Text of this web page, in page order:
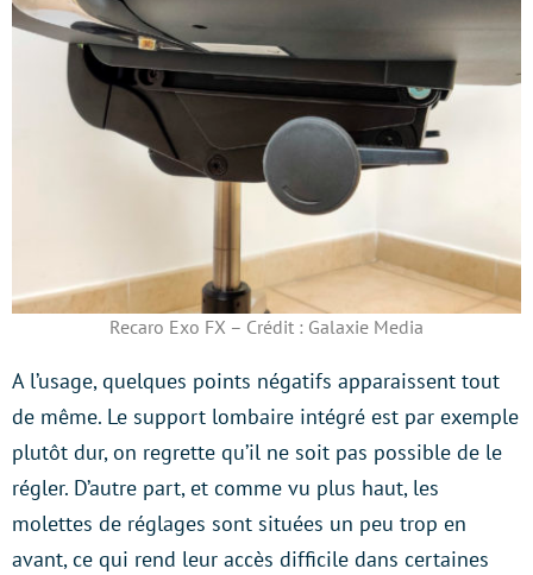
Recaro Exo FX – Crédit : Galaxie Media
A l’usage, quelques points négatifs apparaissent tout
de même. Le support lombaire intégré est par exemple
plutôt dur, on regrette qu’il ne soit pas possible de le
régler. D’autre part, et comme vu plus haut, les
molettes de réglages sont situées un peu trop en
avant, ce qui rend leur accès difficile dans certaines